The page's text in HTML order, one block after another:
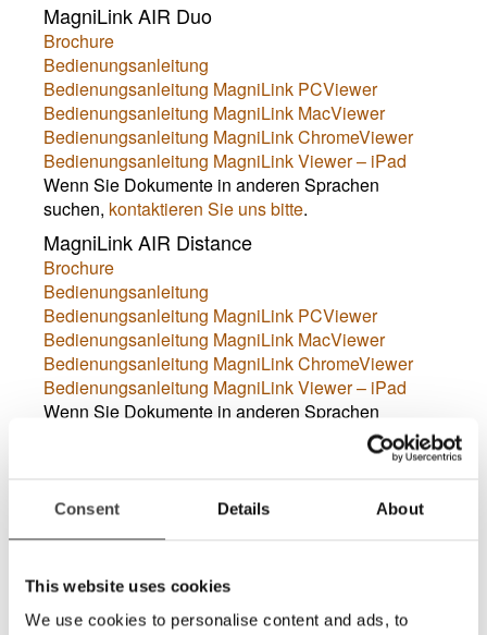
Consent Details About
This website uses cookies
We use cookies to personalise content and ads, to
MagniLink AIR Duo
Brochure
Bedienungsanleitung
Bedienungsanleitung MagniLink PCViewer
Bedienungsanleitung MagniLink MacViewer
Bedienungsanleitung MagniLink ChromeViewer
Bedienungsanleitung MagniLink Viewer – iPad
Wenn Sie Dokumente in anderen Sprachen
suchen, kontaktieren Sie uns bitte.
MagniLink AIR Distance
Brochure
Bedienungsanleitung
Bedienungsanleitung MagniLink PCViewer
Bedienungsanleitung MagniLink MacViewer
Bedienungsanleitung MagniLink ChromeViewer
Bedienungsanleitung MagniLink Viewer – iPad
Wenn Sie Dokumente in anderen Sprachen
Bedienungsanleitung
Bedienungsanleitung MagniLink PCViewer
Bedienungsanleitung MagniLink ChromeViewer
Bedienungsanleitung MagniLink Viewer – iPad